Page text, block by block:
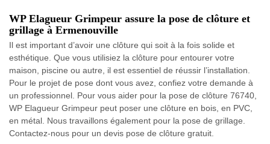
WP Elagueur Grimpeur assure la pose de clôture et
grillage à Ermenouville
Il est important d’avoir une clôture qui soit à la fois solide et
esthétique. Que vous utilisiez la clôture pour entourer votre
maison, piscine ou autre, il est essentiel de réussir l’installation.
Pour le projet de pose dont vous avez, confiez votre demande à
un professionnel. Pour vous aider pour la pose de clôture 76740,
WP Elagueur Grimpeur peut poser une clôture en bois, en PVC,
en métal. Nous travaillons également pour la pose de grillage.
Contactez-nous pour un devis pose de clôture gratuit.